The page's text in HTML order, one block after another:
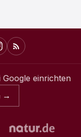
einrichten
→